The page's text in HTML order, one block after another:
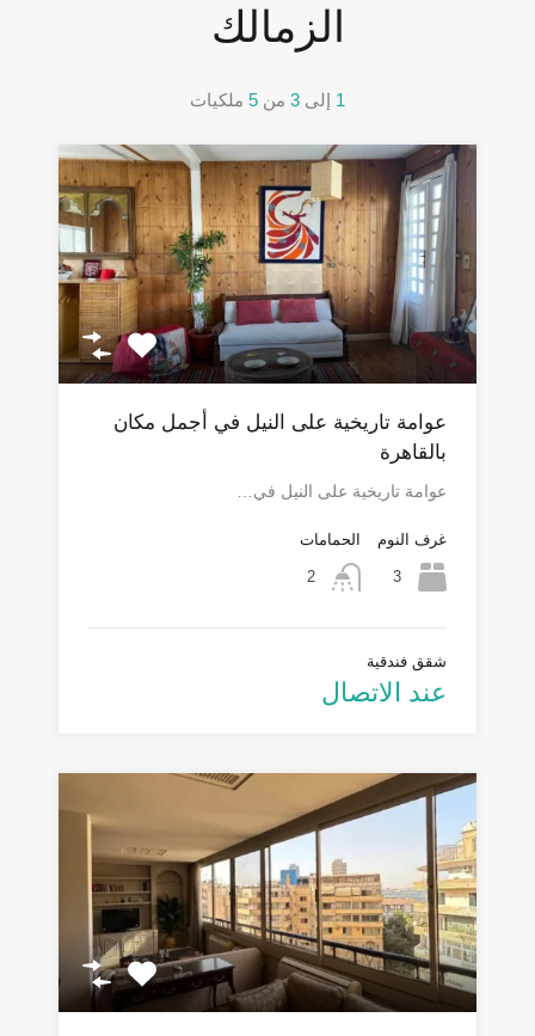
الزمالك
1 إلى 3 من 5 ملكيات
عوامة تاريخية على النيل في أجمل مكان
بالقاهرة
عوامة تاريخية على النيل في…
غرف النوم
3
الحمامات
2
شقق فندقية
عند الاتصال